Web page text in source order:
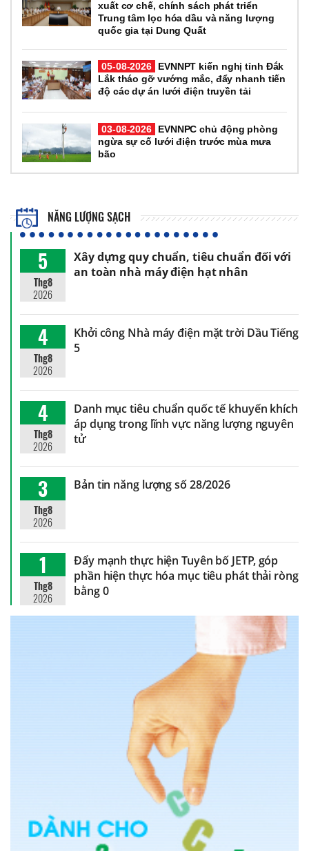
xuất cơ chế, chính sách phát triển
Trung tâm lọc hóa dầu và năng lượng
quốc gia tại Dung Quất
05-08-2026
EVNNPT kiến nghị tỉnh Đắk
Lắk tháo gỡ vướng mắc, đẩy nhanh tiến
độ các dự án lưới điện truyền tải
03-08-2026
EVNNPC chủ động phòng
ngừa sự cố lưới điện trước mùa mưa
bão
NĂNG LƯỢNG SẠCH
5
Thg8
2026
Xây dựng quy chuẩn, tiêu chuẩn đối với
an toàn nhà máy điện hạt nhân
4
Thg8
2026
Khởi công Nhà máy điện mặt trời Dầu Tiếng
5
4
Thg8
2026
Danh mục tiêu chuẩn quốc tế khuyến khích
áp dụng trong lĩnh vực năng lượng nguyên
tử
3
Thg8
2026
Bản tin năng lượng số 28/2026
1
Thg8
2026
Đẩy mạnh thực hiện Tuyên bố JETP, góp
phần hiện thực hóa mục tiêu phát thải ròng
bằng 0